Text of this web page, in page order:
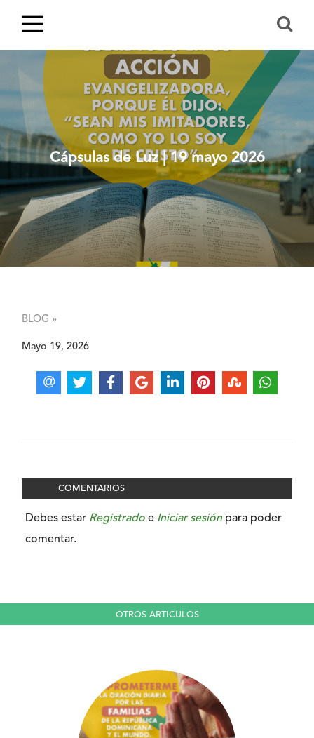
Cápsulas de Luz | 19 mayo 2026
BLOG »
Mayo 19, 2026
COMENTARIOS
Debes estar Registrado e Iniciar sesión para poder
comentar.
OTROS ARTICULOS